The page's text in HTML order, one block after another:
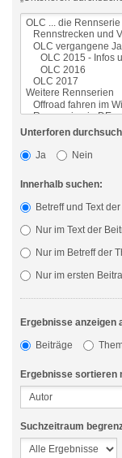
Unterforen
Ja
Nein
Innerhalb suchen:
Betreff und Text
Nur im Text der
Nur im Betreff der
Nur im ersten
Ergebnisse anzeigen
Beiträge
Ergebnisse sortieren
Suchzeitraum